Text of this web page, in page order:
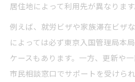
居住地によって利用先が異なります
例えば、就労ビザや家族滞在ビザ
によっては必ず東京入国管理局本
ケースもあります。一方、更新や
市民相談窓口でサポートを受けら